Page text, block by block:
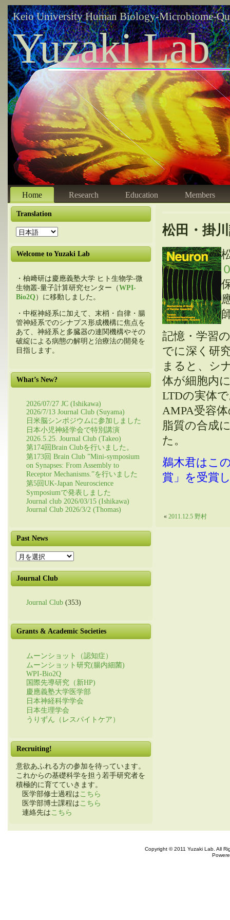
Keio University Human Biology-Microbiome-
Yuzaki Lab
Home Research Education Members
Translation
Welcome to Yuzaki Lab
・柚﨑研は慶應義塾大学 ヒト生物学-微
生物叢-量子計算研究センター（WPI-
Bio2Q）に移動しました。
・中枢神経系に加えて、末梢・自律・腸
管神経系でのシナプス形成機構に焦点を
あて、神経系と多臓器の連関機構やその
破綻による病態の解明と治療法の開発を
目指します。
What’s New?
2026/07/27 JC (Ishikawa)
2026/7/13 Journal Club (Suyama)
日米脳シンポジウムに参加しました
日本小児神経学会で特別講演
2026.5.25. Journal Club (Takeo)
第174回Brain Clubを行いました。
第173回 Brain Club ”Mini-symposium
on Synapses: From Assembly to
Receptor Mechanisms.”を行いました
第5回UK-Japan Neuroscience
Symposiumで発表しました
Journal club 2026/03/15 (Ishikawa)
Journal Club 2026/3/2 (Thomas)
Past News
Past
News
Journal Club
Journal Club (353)
Grants & Academic Societies
ムーンショット（認知症）
ムーンショット研究(腸内細菌)
WPI-Bio2Q
国際先導研究（新HP)
慶應義塾大学医学部
日本神経科学学会
日本生理学会
うりずん（レスパイトケア）
Recruiting!
意欲あふれる方の参加を待っています。
これからの基礎科学を担う若手研究者を
積極的に育てていきます。
医学部修士過程は こちら
医学部博士課程は こちら
連絡先は こちら
松田・掛
記憶・学習
でに深く研
まると、シ
体が細胞内
LTDの実体
AMPA受容
脂質の合成
た。
鵜木君はこ
賞」を受賞
« 2011.12.5 野村
Copyright © 2011 Yuzaki Lab. All